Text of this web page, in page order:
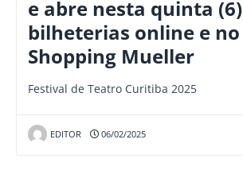
e abre nesta quinta (6)
bilheterias online e no
Shopping Mueller
Festival de Teatro Curitiba 2025
EDITOR 06/02/2025